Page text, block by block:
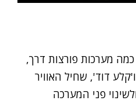
מערכות פורצות דרך,
דוד', שחיל האוויר
פני המערכה